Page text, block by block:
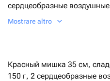
сердцеобразные
ферреро раффаэлло 150 г. -
Mostrare altro
Красный мишка 35 см,
150 г, 2 сердцеобразные